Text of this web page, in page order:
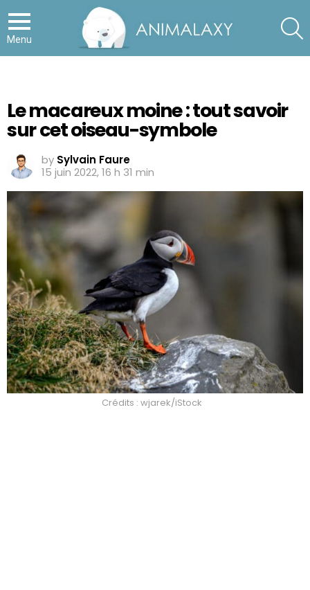
Menu
Le macareux moine : tout savoir
sur cet oiseau-symbole
by Sylvain Faure
15 juin 2022, 16 h 31 min
Crédits : wjarek/iStock